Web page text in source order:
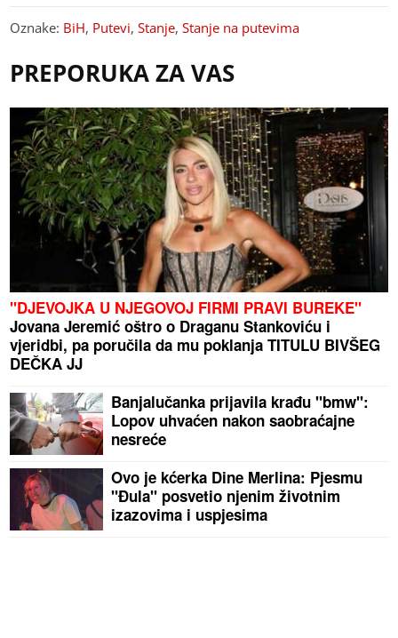
Oznake: BiH, Putevi,Stanje,Stanje na putevima
PREPORUKA ZA VAS
"DJEVOJKA U NJEGOVOJ FIRMI PRAVI BUREKE"
Jovana Jeremić oštro o Draganu Stankoviću i
vjeridbi, pa poručila da mu poklanja TITULU BIVŠEG
DEČKA JJ
Banjalučanka prijavila krađu "bmw":
Lopov uhvaćen nakon saobraćajne
nesreće
Ovo je kćerka Dine Merlina: Pjesmu
"Đula" posvetio njenim životnim
izazovima i uspjesima